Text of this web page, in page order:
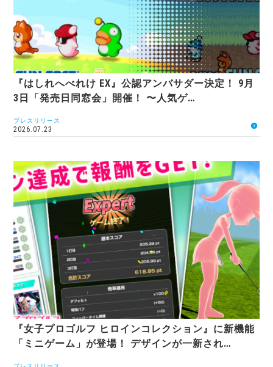
『はしれへべれけ EX』公認アンバサダー決定！ 9月
3日「発売日同窓会」開催！ 〜人気ゲ…
プレスリリース
2026.07.23
『女子プロゴルフ ヒロインコレクション』に新機能
「ミニゲーム」が登場！ デザインが一新され…